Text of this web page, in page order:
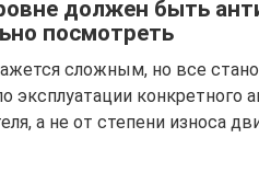
должен быть
посмотреть
сложным, но все
эксплуатации конкретного
а не от степени износа